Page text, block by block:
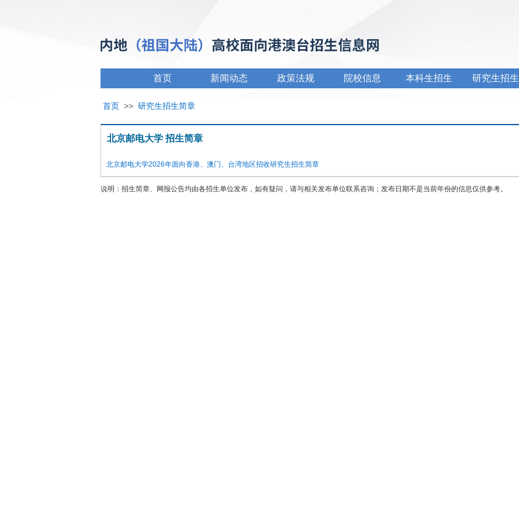
首页 新闻动态 政策法规 院校信息 本科生招生 研究生招生
首页 >> 研究生招生简章
北京邮电大学 招生简章
北京邮电大学2026年面向香港、澳门、台湾地区招收研究生招生简章
说明：招生简章、网报公告均由各招生单位发布，如有疑问，请与相关发布单位联系咨询；发布日期不是当前年份的信息仅供参考。